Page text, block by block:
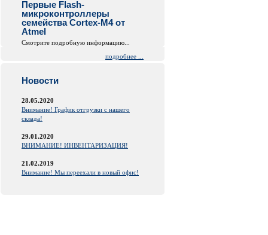
Первые Flash-
микроконтроллеры
семейства Cortex-M4 от
Atmel
Смотрите подробную информацию...
подробнее ...
Новости
28.05.2020
Внимание! График отгрузки с нашего
склада!
29.01.2020
ВНИМАНИЕ! ИНВЕНТАРИЗАЦИЯ!
21.02.2019
Внимание! Мы переехали в новый офис!